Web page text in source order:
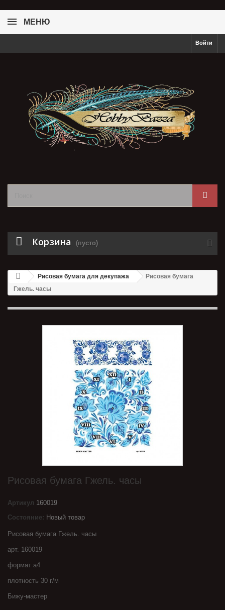
МЕНЮ
Войти
Корзина (пусто)
Рисовая бумага для декупажа
Рисовая бумага
Гжель. часы
Рисовая бумага Гжель. часы
Артикул 160019
Состояние: Новый товар
Рисовая бумага Гжель. часы
арт. 160019
формат а4
плотность 30 г/м
Бижу-мастер